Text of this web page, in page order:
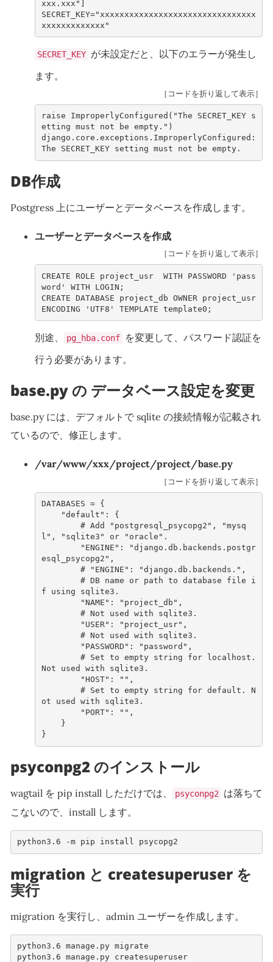
xxx.xxx" ]
SECRET_KEY="xxxxxxxxxxxxxxxxxxxxxxxxxxxxxxxx
xxxxxxxxxxxxx"
SECRET_KEY が未設定だと、以下のエラーが発生し
ます。
［コードを折り返して表示］
raise ImproperlyConfigured("The SECRET_KEY s
etting must not be empty.")
django.core.exceptions.ImproperlyConfigured:
The SECRET_KEY setting must not be empty.
DB作成
Postgress 上にユーザーとデータベースを作成します。
ユーザーとデータベースを作成
［コードを折り返して表示］
CREATE ROLE project_usr WITH PASSWORD
'pass
word'
WITH LOGIN ;
CREATE DATABASE project_db OWNER
project_usr
ENCODING
'UTF8' TEMPLATE template0 ;
別途、 pg_hba.conf
を変更して、パスワード認証を
行う必要があります。
base.py の データベース設定を変更
base.py には、デフォルトで sqlite の接続情報が記載され
ているので、修正します。
/var/www/xxx/project/project/base.py
［コードを折り返して表示］
DATABASES =
{
"default" :
{
# Add "postgresql_psycopg2", "mysq
l", "sqlite3" or "oracle".
"ENGINE" :
"django.db.backends.postgr
esql_psycopg2" ,
# "ENGINE": "django.db.backends.",
# DB name or path to database file i
f using sqlite3.
"NAME" : "project_db" ,
# Not used with sqlite3.
"USER" : "project_usr" ,
# Not used with sqlite3.
"PASSWORD" : "password" ,
# Set to empty string for localhost.
Not used with sqlite3.
"HOST" : "" ,
# Set to empty string for default. N
ot used with sqlite3.
"PORT" : "" ,
}
}
psyconpg2 のインストール
wagtail を pip install しただけでは、 psyconpg2
は落ちて
こないので、install します。
python3.6 -m pip install psycopg2
migration と createsuperuser を
実行
migration を実行し、admin ユーザーを作成します。
python3.6 manage.py migrate
python3.6 manage.py createsuperuser